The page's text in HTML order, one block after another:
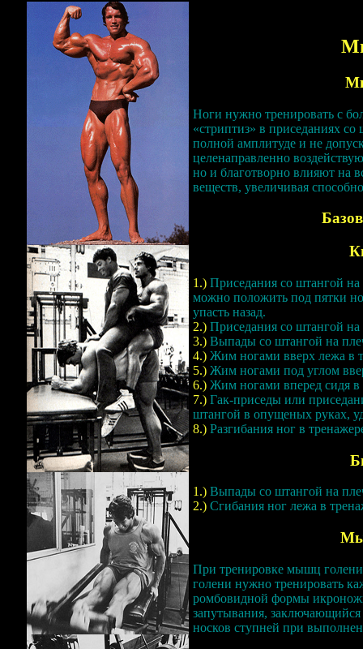
Ноги нужно тренировать с
«стриптиз» в приседаниях
полной амплитуде и не
целенаправленно
но и благотворно влияют на
веществ, увеличивая
1.) Приседания со штангой
можно положить под пятки
упасть назад.
2.) Приседания со штангой на
3.) Выпады со штангой на
4.) Жим ногами вверх лежа в
5.) Жим ногами под углом
6.) Жим ногами вперед сидя в
7.) Гак-приседы или
штангой в опущеных руках,
8.) Разгибания ног в
1.) Выпады со штангой на
2.) Сгибания ног лежа в
При тренировке мышц
голени нужно тренировать
ромбовидной формы
запутывания,
носков ступней при